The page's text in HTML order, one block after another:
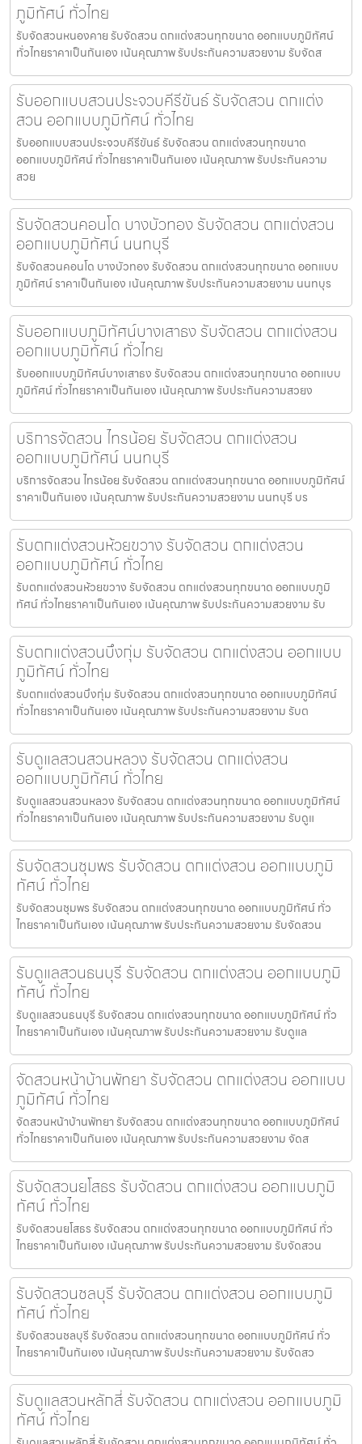
ภูมิทัศน์ ทั่วไทย
รับจัดสวนหนองคาย รับจัดสวน ตกแต่งสวนทุกขนาด ออกแบบภูมิทัศน์
ทั่วไทยราคาเป็นกันเอง เน้นคุณภาพ รับประกันความสวยงาม รับจัดส
รับออกแบบสวนประจวบคีรีขันธ์ รับจัดสวน ตกแต่ง
สวน ออกแบบภูมิทัศน์ ทั่วไทย
รับออกแบบสวนประจวบคีรีขันธ์ รับจัดสวน ตกแต่งสวนทุกขนาด
ออกแบบภูมิทัศน์ ทั่วไทยราคาเป็นกันเอง เน้นคุณภาพ รับประกันความ
สวย
รับจัดสวนคอนโด บางบัวทอง รับจัดสวน ตกแต่งสวน
ออกแบบภูมิทัศน์ นนทบุรี
รับจัดสวนคอนโด บางบัวทอง รับจัดสวน ตกแต่งสวนทุกขนาด ออกแบบ
ภูมิทัศน์ ราคาเป็นกันเอง เน้นคุณภาพ รับประกันความสวยงาม นนทบุร
รับออกแบบภูมิทัศน์บางเสาธง รับจัดสวน ตกแต่งสวน
ออกแบบภูมิทัศน์ ทั่วไทย
รับออกแบบภูมิทัศน์บางเสาธง รับจัดสวน ตกแต่งสวนทุกขนาด ออกแบบ
ภูมิทัศน์ ทั่วไทยราคาเป็นกันเอง เน้นคุณภาพ รับประกันความสวยง
บริการจัดสวน ไทรน้อย รับจัดสวน ตกแต่งสวน
ออกแบบภูมิทัศน์ นนทบุรี
บริการจัดสวน ไทรน้อย รับจัดสวน ตกแต่งสวนทุกขนาด ออกแบบภูมิทัศน์
ราคาเป็นกันเอง เน้นคุณภาพ รับประกันความสวยงาม นนทบุรี บร
รับตกแต่งสวนห้วยขวาง รับจัดสวน ตกแต่งสวน
ออกแบบภูมิทัศน์ ทั่วไทย
รับตกแต่งสวนห้วยขวาง รับจัดสวน ตกแต่งสวนทุกขนาด ออกแบบภูมิ
ทัศน์ ทั่วไทยราคาเป็นกันเอง เน้นคุณภาพ รับประกันความสวยงาม รับ
รับตกแต่งสวนบึงกุ่ม รับจัดสวน ตกแต่งสวน ออกแบบ
ภูมิทัศน์ ทั่วไทย
รับตกแต่งสวนบึงกุ่ม รับจัดสวน ตกแต่งสวนทุกขนาด ออกแบบภูมิทัศน์
ทั่วไทยราคาเป็นกันเอง เน้นคุณภาพ รับประกันความสวยงาม รับต
รับดูแลสวนสวนหลวง รับจัดสวน ตกแต่งสวน
ออกแบบภูมิทัศน์ ทั่วไทย
รับดูแลสวนสวนหลวง รับจัดสวน ตกแต่งสวนทุกขนาด ออกแบบภูมิทัศน์
ทั่วไทยราคาเป็นกันเอง เน้นคุณภาพ รับประกันความสวยงาม รับดูแ
รับจัดสวนชุมพร รับจัดสวน ตกแต่งสวน ออกแบบภูมิ
ทัศน์ ทั่วไทย
รับจัดสวนชุมพร รับจัดสวน ตกแต่งสวนทุกขนาด ออกแบบภูมิทัศน์ ทั่ว
ไทยราคาเป็นกันเอง เน้นคุณภาพ รับประกันความสวยงาม รับจัดสวน
รับดูแลสวนธนบุรี รับจัดสวน ตกแต่งสวน ออกแบบภูมิ
ทัศน์ ทั่วไทย
รับดูแลสวนธนบุรี รับจัดสวน ตกแต่งสวนทุกขนาด ออกแบบภูมิทัศน์ ทั่ว
ไทยราคาเป็นกันเอง เน้นคุณภาพ รับประกันความสวยงาม รับดูแล
จัดสวนหน้าบ้านพัทยา รับจัดสวน ตกแต่งสวน ออกแบบ
ภูมิทัศน์ ทั่วไทย
จัดสวนหน้าบ้านพัทยา รับจัดสวน ตกแต่งสวนทุกขนาด ออกแบบภูมิทัศน์
ทั่วไทยราคาเป็นกันเอง เน้นคุณภาพ รับประกันความสวยงาม จัดส
รับจัดสวนยโสธร รับจัดสวน ตกแต่งสวน ออกแบบภูมิ
ทัศน์ ทั่วไทย
รับจัดสวนยโสธร รับจัดสวน ตกแต่งสวนทุกขนาด ออกแบบภูมิทัศน์ ทั่ว
ไทยราคาเป็นกันเอง เน้นคุณภาพ รับประกันความสวยงาม รับจัดสวน
รับจัดสวนชลบุรี รับจัดสวน ตกแต่งสวน ออกแบบภูมิ
ทัศน์ ทั่วไทย
รับจัดสวนชลบุรี รับจัดสวน ตกแต่งสวนทุกขนาด ออกแบบภูมิทัศน์ ทั่ว
ไทยราคาเป็นกันเอง เน้นคุณภาพ รับประกันความสวยงาม รับจัดสว
รับดูแลสวนหลักสี่ รับจัดสวน ตกแต่งสวน ออกแบบภูมิ
ทัศน์ ทั่วไทย